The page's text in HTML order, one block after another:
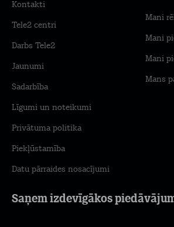
Saņem izdevīgākos
Kontakti
Tele2 centri
Darbs Tele2
Jaunumi
Sadarbība
Līgumi un noteikumi
Privātuma politika
Piekļūstamība
Datu pārraides nosacījumi
Mani
Mani
Mani
Mans